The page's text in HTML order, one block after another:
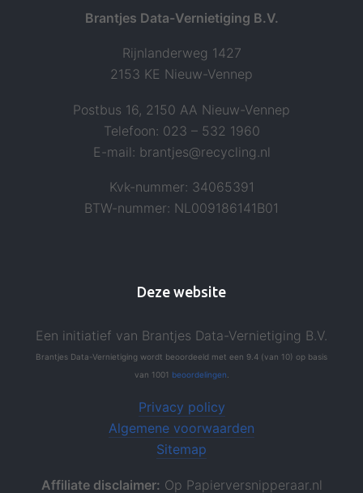
Brantjes Data-Vernietiging B.V.
Rijnlanderweg 1427
2153 KE Nieuw-Vennep
Postbus 16, 2150 AA Nieuw-Vennep
Telefoon: 023 – 532 1960
E-mail: brantjes@recycling.nl
Kvk-nummer: 34065391
BTW-nummer: NL009186141B01
Deze website
Een initiatief van Brantjes Data-Vernietiging B.V.
Brantjes Data-Vernietiging wordt beoordeeld met een 9.4 (van 10) op basis
van 1001 beoordelingen
Privacy policy
Algemene voorwaarden
Sitemap
Affiliate disclaimer: Op Papierversnipperaar.nl